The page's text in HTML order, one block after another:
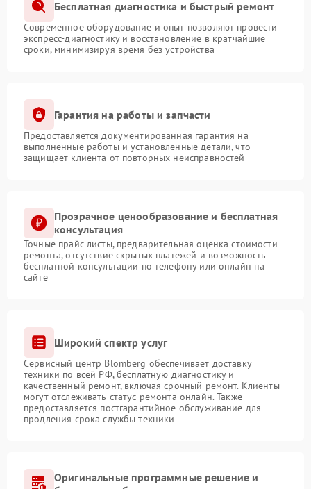
Бесплатная диагностика и быстрый ремонт
Современное оборудование и опыт позволяют провести
экспресс-диагностику и восстановление в кратчайшие
сроки, минимизируя время без устройства
Гарантия на работы и запчасти
Предоставляется документированная гарантия на
выполненные работы и установленные детали, что
защищает клиента от повторных неисправностей
Прозрачное ценообразование и бесплатная
консультация
Точные прайс-листы, предварительная оценка стоимости
ремонта, отсутствие скрытых платежей и возможность
бесплатной консультации по телефону или онлайн на
сайте
Широкий спектр услуг
Сервисный центр Blomberg обеспечивает доставку
техники по всей РФ, бесплатную диагностику и
качественный ремонт, включая срочный ремонт. Клиенты
могут отслеживать статус ремонта онлайн. Также
предоставляется постгарантийное обслуживание для
продления срока службы техники
Оригинальные программные решение и